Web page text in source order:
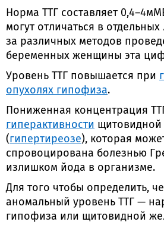
Норма ТТГ составляет
могут отличаться в
за различных методов
беременных женщины эта
Уровень ТТГ повышается при
опухолях гипофиза.
Пониженная концентрация
гиперактивности щитовидной
(гипертиреозе), которая
спровоцирована болезнью
излишком йода в организме.
Для того чтобы определить,
аномальный уровень ТТГ —
гипофиза или щитовидной